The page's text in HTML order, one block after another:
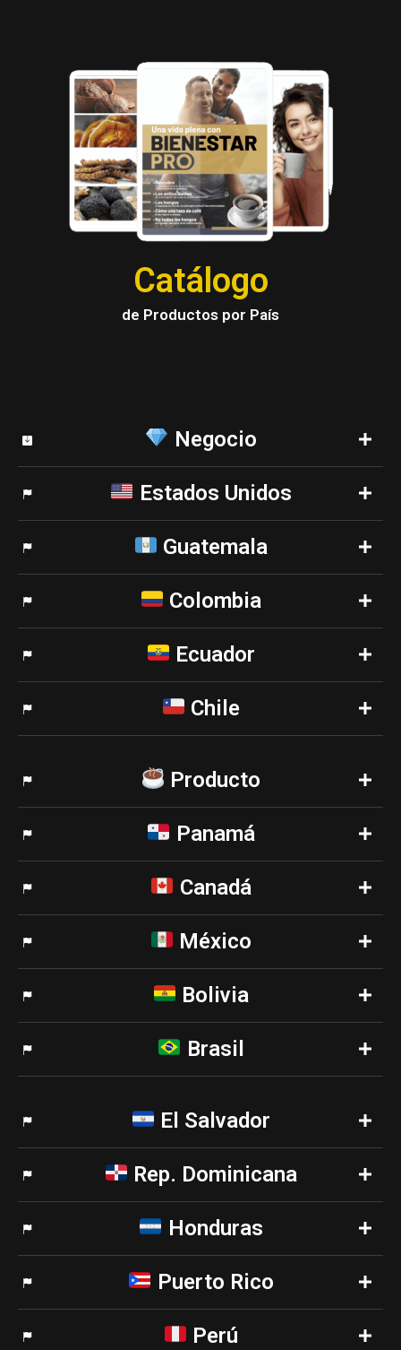
Catálogo
de Productos por País
Negocio
Estados Unidos
Guatemala
Colombia
Ecuador
Chile
Producto
Panamá
Canadá
México
Bolivia
Brasil
El Salvador
Rep. Dominicana
Honduras
Puerto Rico
Perú